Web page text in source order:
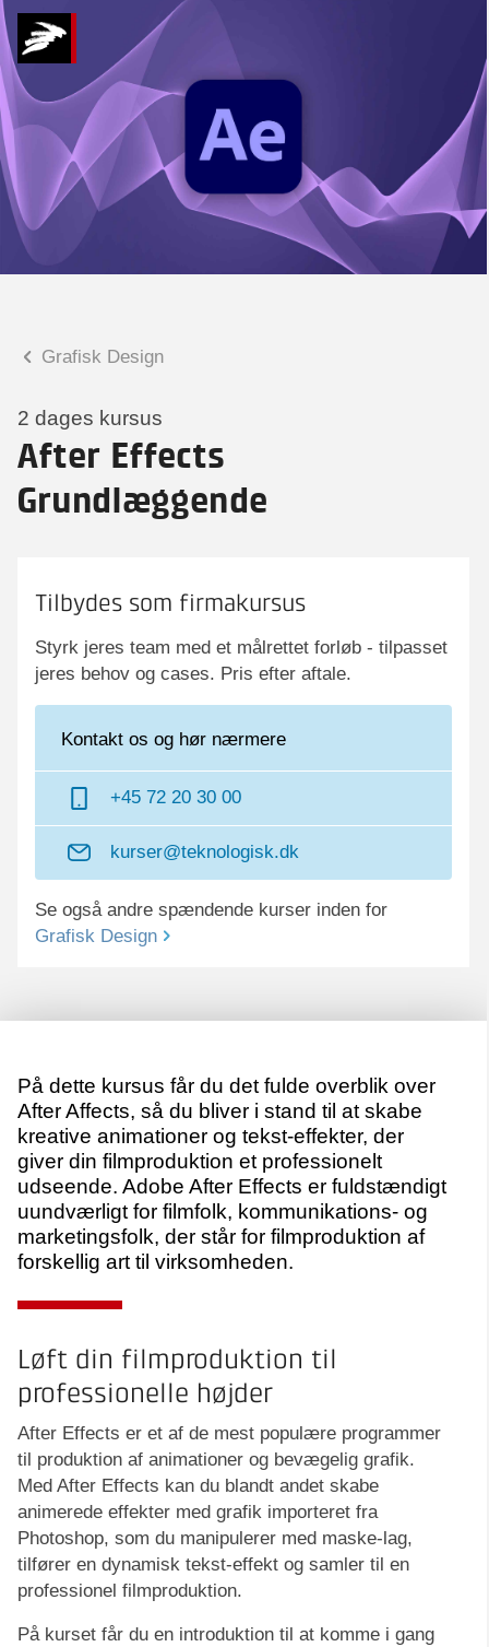
Grafisk Design
2 dages kursus
After Effects
Grundlæggende
Tilbydes som firmakursus
Styrk jeres team med et målrettet forløb - tilpasset
jeres behov og cases. Pris efter aftale.
Kontakt os og hør nærmere
+45 72 20 30 00
kurser@teknologisk.dk
Se også andre spændende kurser inden for
Grafisk Design
Praktiske spørgsmål
Spørgsmål til tilmelding, forplejning,
afholdelsessted m.m.
Christian Ravn Agergaard
Hvad kan vi hjælpe
dig med?
På dette kursus får du det fulde overblik over
After Affects, så du bliver i stand til at skabe
kreative animationer og tekst-effekter, der
giver din filmproduktion et professionelt
udseende. Adobe After Effects er fuldstændigt
uundværligt for filmfolk, kommunikations- og
marketingsfolk, der står for filmproduktion af
forskellig art til virksomheden.
Løft din filmproduktion til
professionelle højder
After Effects er et af de mest populære programmer
til produktion af animationer og bevægelig grafik.
Med After Effects kan du blandt andet skabe
animerede effekter med grafik importeret fra
Photoshop, som du manipulerer med maske-lag,
tilfører en dynamisk tekst-effekt og samler til en
professionel filmproduktion.
På kurset får du en introduktion til at komme i gang